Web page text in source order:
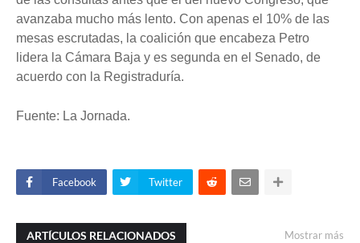
avanzaba mucho más lento. Con apenas el 10% de las
mesas escrutadas, la coalición que encabeza Petro
lidera la Cámara Baja y es segunda en el Senado, de
acuerdo con la Registraduría.
Fuente: La Jornada.
Facebook Twitter
ARTÍCULOS RELACIONADOS Mostrar más